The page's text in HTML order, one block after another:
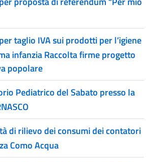
taglio IVA sui prodotti per l’igiene
infanzia Raccolta firme progetto
popolare
Pediatrico del Sabato presso la
di rilievo dei consumi dei contatori
Como Acqua